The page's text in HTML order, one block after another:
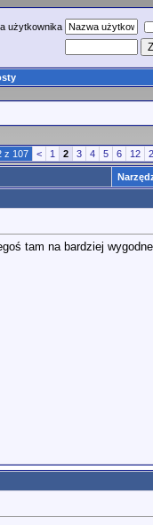
użytkownika
z 107 < 1 2 3 4 5 6 12
tam na bardziej